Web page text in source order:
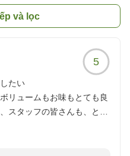
và lọc
5
たい
リュームもお味もとても良
スタッフの皆さんも、とて
イアンズへのアクセスも良